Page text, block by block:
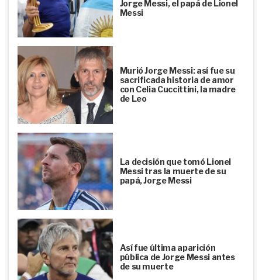
Jorge Messi, el papá de Lionel
Messi
Murió Jorge Messi: así fue su
sacrificada historia de amor
con Celia Cuccittini, la madre
de Leo
La decisión que tomó Lionel
Messi tras la muerte de su
papá, Jorge Messi
Así fue última aparición
pública de Jorge Messi antes
de su muerte